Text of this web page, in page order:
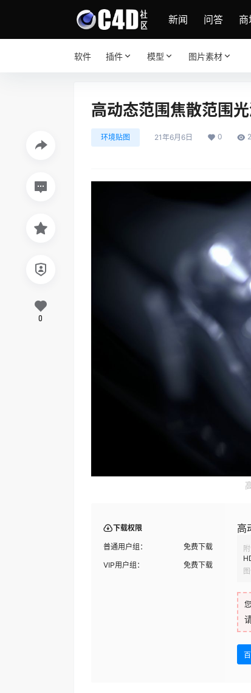
新闻 问答 商
软件 插件 模型 图片素材
高动态范围焦散范围
环境贴图 21年6月6日 0
下载权限
普通用户组：
免费下载
VIP用户组：
免费下载
高
0